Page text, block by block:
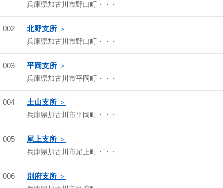
兵庫県加古川市野口町・・・
002 北野支所
兵庫県加古川市野口町・・・
003 平岡支所
兵庫県加古川市平岡町・・・
004 土山支所
兵庫県加古川市平岡町・・・
005 尾上支所
兵庫県加古川市尾上町・・・
006 別府支所